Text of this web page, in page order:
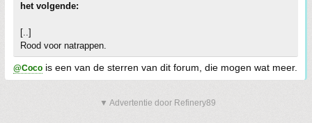
het volgende:
[..]
Rood voor natrappen.
@Coco is een van de sterren van dit forum, die mogen wat meer.
▼ Advertentie door Refinery89